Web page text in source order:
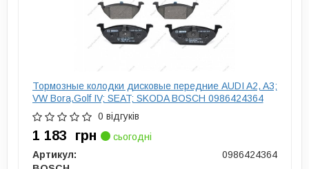
Тормозные колодки дисковые передние AUDI A2, A3;
VW Bora,Golf IV; SEAT; SKODA BOSCH 0986424364
0 відгуків
1 183 грн
сьогодні
Артикул:
0986424364